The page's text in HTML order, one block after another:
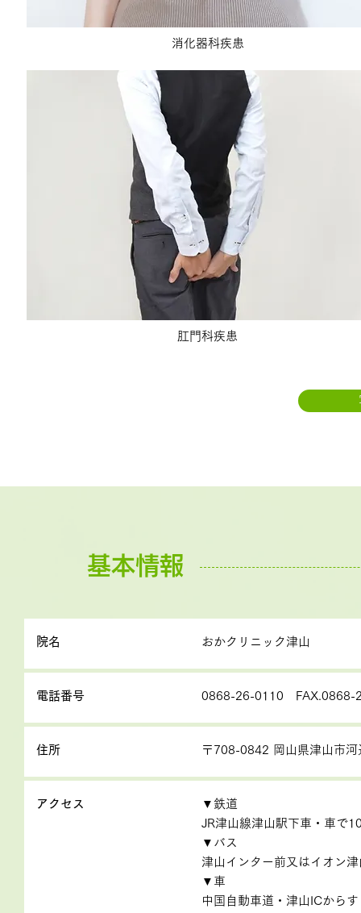
消化器科疾患
肛門科疾患
基本情報
院名 おかクリニック津山
電話番号 0868-26-0110 FAX.0868-
住所 〒708-0842 岡山県津山市
アクセス
▼鉄道
JR津山線津山駅下車・車で
▼バス
津山インター前又はイオン
▼車
中国自動車道・津山ICからす